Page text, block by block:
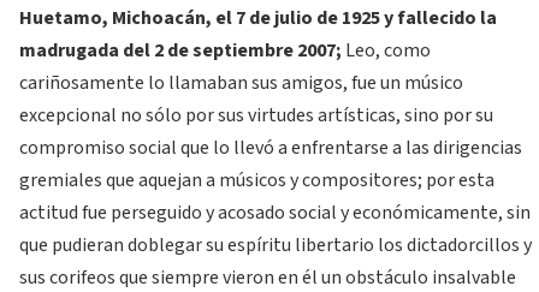
Huetamo, Michoacán, el 7 de julio de 1925 y fallecido la
madrugada del 2 de septiembre 2007; Leo, como
cariñosamente lo llamaban sus amigos, fue un músico
excepcional no sólo por sus virtudes artísticas, sino por su
compromiso social que lo llevó a enfrentarse a las dirigencias
gremiales que aquejan a músicos y compositores; por esta
actitud fue perseguido y acosado social y económicamente, sin
que pudieran doblegar su espíritu libertario los dictadorcillos y
sus corifeos que siempre vieron en él un obstáculo insalvable